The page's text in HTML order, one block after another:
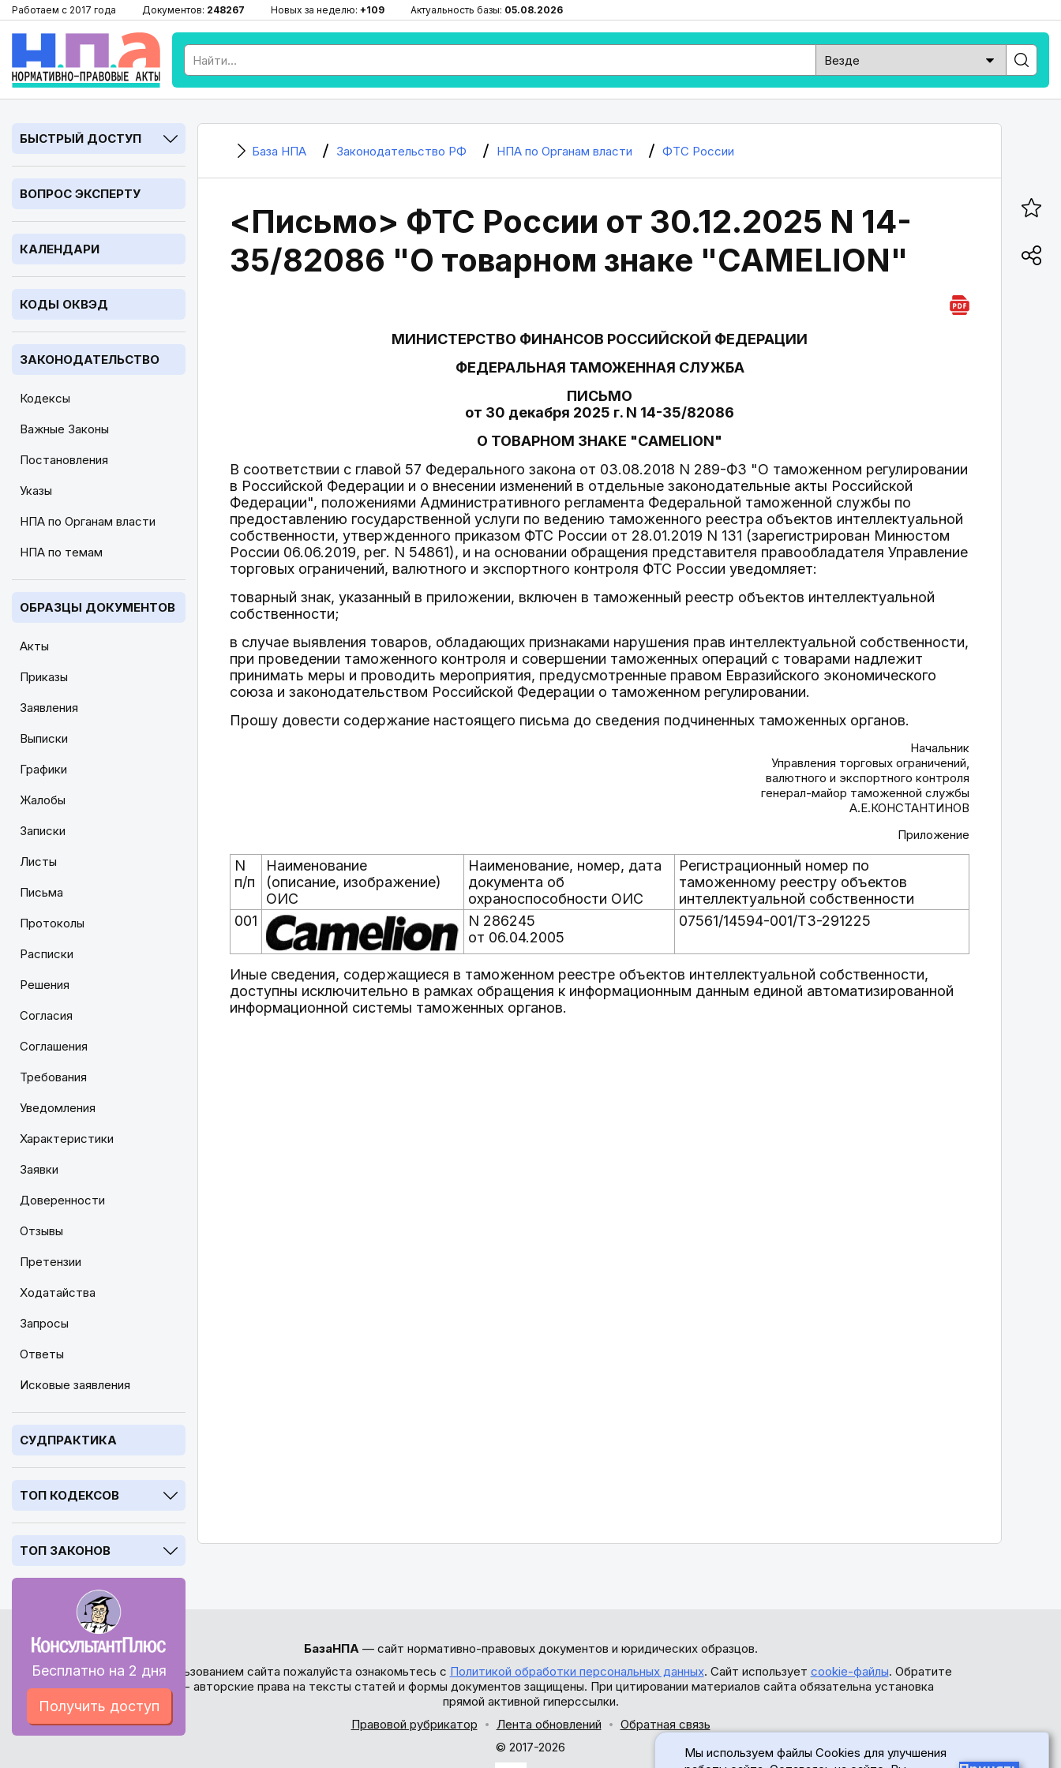
Работаем с 2017 года Документов: 248267 Новых за неделю: +109 Актуальность базы: 05.08.2026
БЫСТРЫЙ ДОСТУП
ВОПРОС ЭКСПЕРТУ
КАЛЕНДАРИ
КОДЫ ОКВЭД
ЗАКОНОДАТЕЛЬСТВО
Кодексы
Важные Законы
Постановления
Указы
НПА по Органам власти
НПА по темам
ОБРАЗЦЫ ДОКУМЕНТОВ
Акты
Приказы
Заявления
Выписки
Графики
Жалобы
Записки
Листы
Письма
Протоколы
Расписки
Решения
Согласия
Соглашения
Требования
Уведомления
Характеристики
Заявки
Доверенности
Отзывы
Претензии
Ходатайства
Запросы
Ответы
Исковые заявления
СУДПРАКТИКА
ТОП КОДЕКСОВ
ТОП ЗАКОНОВ
Бесплатно на 2 дня
Получить доступ
База НПА Законодательство РФ НПА по Органам власти ФТС России
<Письмо> ФТС России от 30.12.2025 N 14-
35/82086 "О товарном знаке "CAMELION"
МИНИСТЕРСТВО ФИНАНСОВ РОССИЙСКОЙ ФЕДЕРАЦИИ
ФЕДЕРАЛЬНАЯ ТАМОЖЕННАЯ СЛУЖБА
ПИСЬМО
от 30 декабря 2025 г. N 14-35/82086
О ТОВАРНОМ ЗНАКЕ "CAMELION"
В соответствии с главой 57 Федерального закона от 03.08.2018 N 289-ФЗ "О таможенном регулировании
в Российской Федерации и о внесении изменений в отдельные законодательные акты Российской
Федерации", положениями Административного регламента Федеральной таможенной службы по
предоставлению государственной услуги по ведению таможенного реестра объектов интеллектуальной
собственности, утвержденного приказом ФТС России от 28.01.2019 N 131 (зарегистрирован Минюстом
России 06.06.2019, рег. N 54861), и на основании обращения представителя правообладателя Управление
торговых ограничений, валютного и экспортного контроля ФТС России уведомляет:
товарный знак, указанный в приложении, включен в таможенный реестр объектов интеллектуальной
собственности;
в случае выявления товаров, обладающих признаками нарушения прав интеллектуальной собственности,
при проведении таможенного контроля и совершении таможенных операций с товарами надлежит
принимать меры и проводить мероприятия, предусмотренные правом Евразийского экономического
союза и законодательством Российской Федерации о таможенном регулировании.
Прошу довести содержание настоящего письма до сведения подчиненных таможенных органов.
Начальник
Управления торговых ограничений,
валютного и экспортного контроля
генерал-майор таможенной службы
А.Е.КОНСТАНТИНОВ
Приложение
N
п/п
Наименование
(описание, изображение)
ОИС
Наименование, номер, дата
документа об
охраноспособности ОИС
Регистрационный номер по
таможенному реестру объектов
интеллектуальной собственности
001
N 286245
от 06.04.2005
07561/14594-001/ТЗ-291225
Иные сведения, содержащиеся в таможенном реестре объектов интеллектуальной собственности,
доступны исключительно в рамках обращения к информационным данным единой автоматизированной
информационной системы таможенных органов.
БазаНПА— сайт нормативно-правовых документов и юридических образцов.
Перед использованием сайта пожалуйста ознакомьтесь с Политикой обработки персональных данных. Сайт использует cookie-файлы. Обратите
внимание - авторские права на тексты статей и формы документов защищены. При цитировании материалов сайта обязательна установка
прямой активной гиперссылки.
Правовой рубрикатор
Лента обновлений
Обратная связь
© 2017-2026
Мы используем файлы Cookies для улучшения